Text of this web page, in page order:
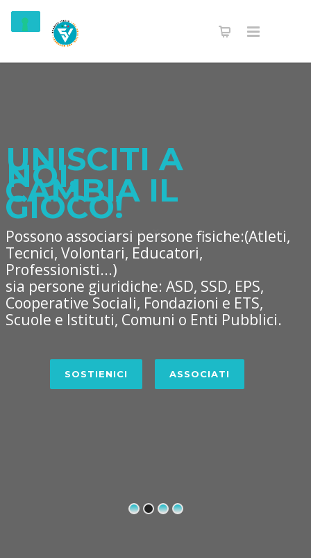
SOSTIENICI
Possono associarsi persone fisiche:(Atleti,
Tecnici, Volontari, Educatori,
Professionisti...)
sia persone giuridiche: ASD, SSD, EPS,
Cooperative Sociali, Fondazioni e ETS,
Scuole e Istituti, Comuni o Enti Pubblici.
UNISCITI A
NOI,
CAMBIA IL
GIOCO!
ASSOCIATI